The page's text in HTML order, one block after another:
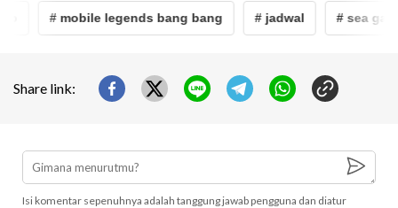
# mobile legends bang bang # jadwal # sea
Share link:
Isi komentar sepenuhnya adalah tanggung jawab pengguna dan diatur